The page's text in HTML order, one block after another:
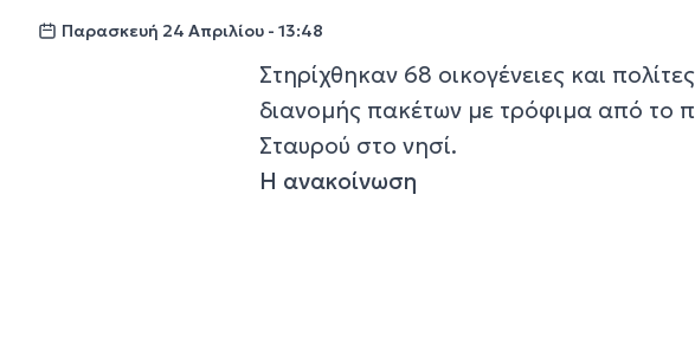
Παρασκευή 24 Απριλίου - 13:48
Στηρίχθηκαν 68 οικογένειες και
διανομής πακέτων με τρόφιμα από το
Σταυρού στο νησί.
Η ανακοίνωση